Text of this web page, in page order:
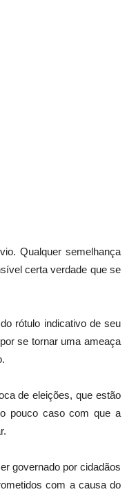
Qualquer semelhança
certa verdade que se
rótulo indicativo de seu
se tornar uma ameaça
de eleições, que estão
pouco caso com que a
governado por cidadãos
com a causa do